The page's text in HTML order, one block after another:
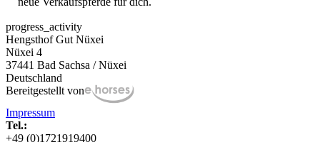
progress_activity
Hengsthof Gut Nüxei
Nüxei 4
37441 Bad Sachsa / Nüxei
Deutschland
Bereitgestellt von
Impressum
Tel.:
+49 (0)1721919400